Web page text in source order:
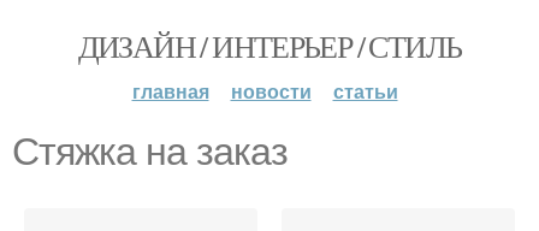
ДИЗАЙН / ИНТЕРЬЕР / СТИЛЬ
главная новости статьи
Стяжка на заказ